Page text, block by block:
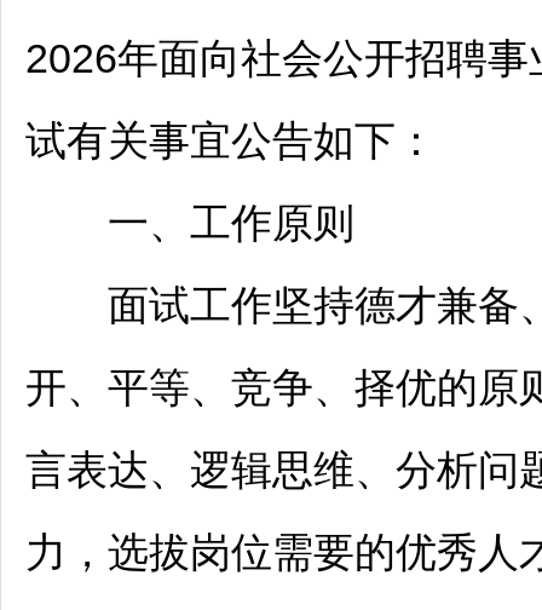
2026年面向社会公开招聘事
试有关事宜公告如下：
一、工作原则
面试工作坚持德才兼备
开、平等、竞争、择优的原
言表达、逻辑思维、分析问
力，选拔岗位需要的优秀人